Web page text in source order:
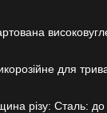
для
різу: Сталь: